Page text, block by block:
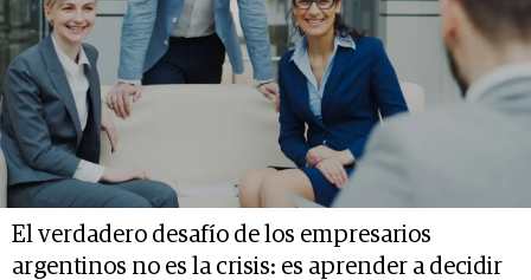
El verdadero desafío de los empresarios
argentinos no es la crisis: es aprender a decidir